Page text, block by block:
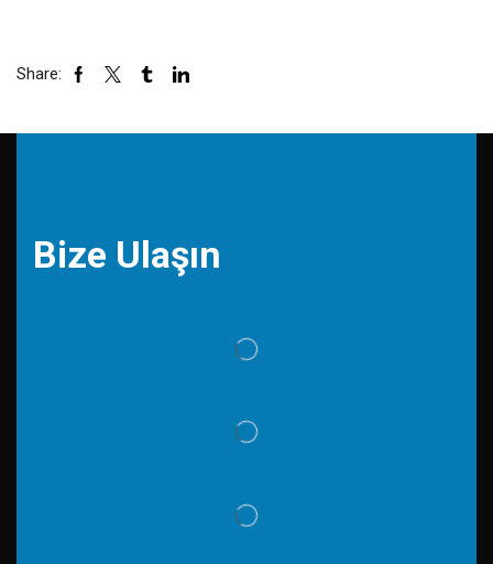
Share:
Bize Ulaşın